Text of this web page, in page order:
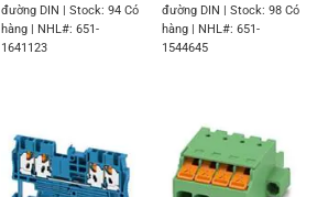
đường DIN | Stock: 94 Có
hàng | NHL#: 651-
1641123
đường DIN | Stock: 98 Có
hàng | NHL#: 651-
1544645